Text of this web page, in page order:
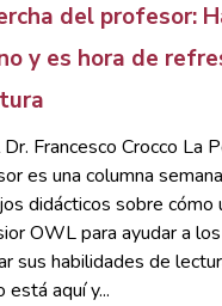
del profesor:
y es hora de
Francesco Crocco La
es una columna
didácticos sobre cómo
OWL para ayudar a
sus habilidades de
está aquí y...